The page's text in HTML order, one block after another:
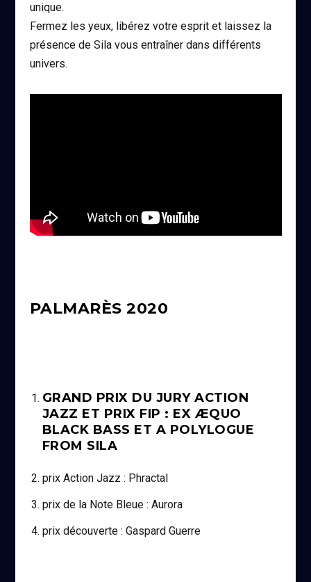
unique.
Fermez les yeux, libérez votre esprit et laissez la
présence de Sila vous entraîner dans différents
univers.
PALMARÈS 2020
GRAND PRIX DU JURY ACTION
JAZZ ET PRIX FIP : EX ÆQUO
BLACK BASS ET A POLYLOGUE
FROM SILA
prix Action Jazz : Phractal
prix de la Note Bleue : Aurora
prix découverte : Gaspard Guerre